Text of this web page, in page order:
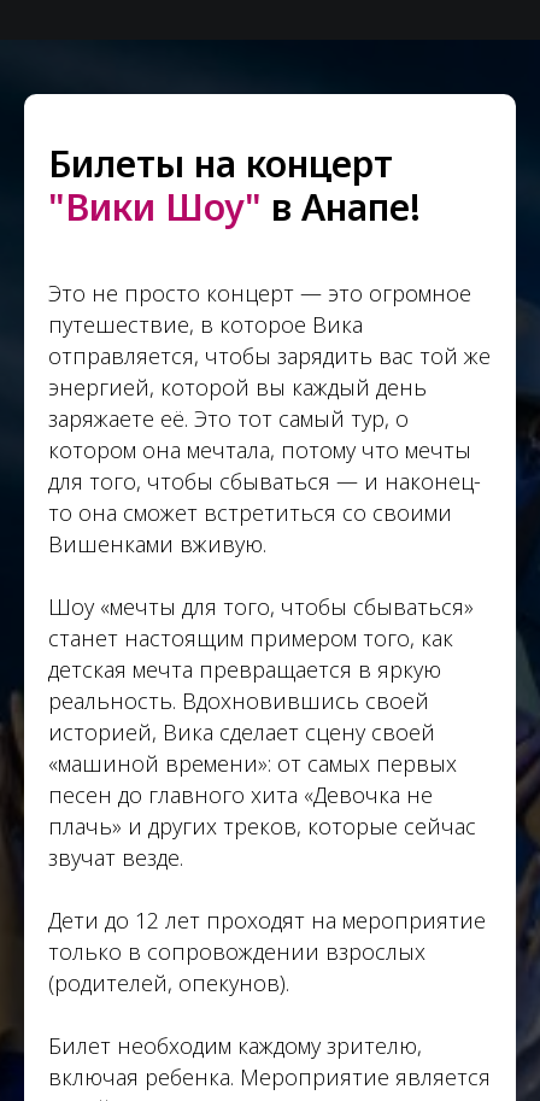
Билеты на концерт
"Вики Шоу" в Анапе!
Это не просто концерт — это огромное
путешествие, в которое Вика
отправляется, чтобы зарядить вас той же
энергией, которой вы каждый день
заряжаете её. Это тот самый тур, о
котором она мечтала, потому что мечты
для того, чтобы сбываться — и наконец-
то она сможет встретиться со своими
Вишенками вживую.
Шоу «мечты для того, чтобы сбываться»
станет настоящим примером того, как
детская мечта превращается в яркую
реальность. Вдохновившись своей
историей, Вика сделает сцену своей
«машиной времени»: от самых первых
песен до главного хита «Девочка не
плачь» и других треков, которые сейчас
звучат везде.
Дети до 12 лет проходят на мероприятие
только в сопровождении взрослых
(родителей, опекунов).
Билет необходим каждому зрителю,
включая ребенка. Мероприятие является